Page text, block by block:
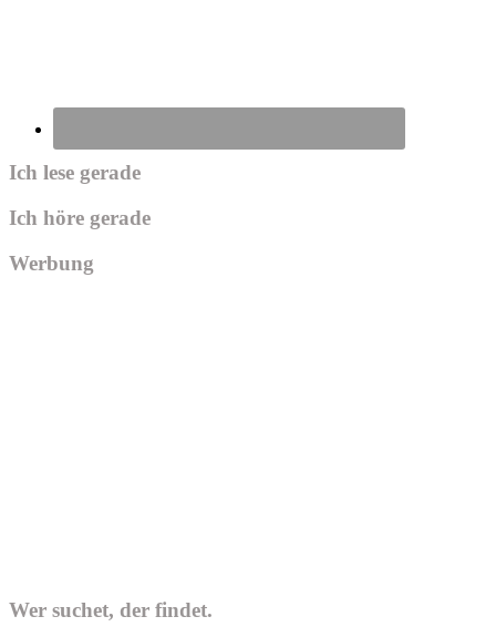
Ich lese gerade
Ich höre gerade
Werbung
Wer suchet, der findet.